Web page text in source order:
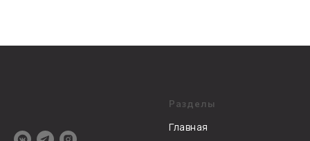
Разделы
Главная